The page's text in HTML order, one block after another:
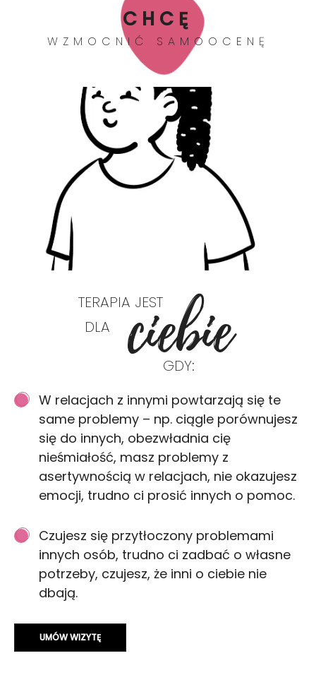
CHCĘ
WZMOCNIĆ SAMOOCENĘ
TERAPIA JEST
DLA
ciebie
GDY:
W relacjach z innymi powtarzają się te
same problemy – np. ciągle porównujesz
się do innych, obezwładnia cię
nieśmiałość, masz problemy z
asertywnością w relacjach, nie okazujesz
emocji, trudno ci prosić innych o pomoc.
Czujesz się przytłoczony problemami
innych osób, trudno ci zadbać o własne
potrzeby, czujesz, że inni o ciebie nie
dbają.
UMÓW WIZYTĘ